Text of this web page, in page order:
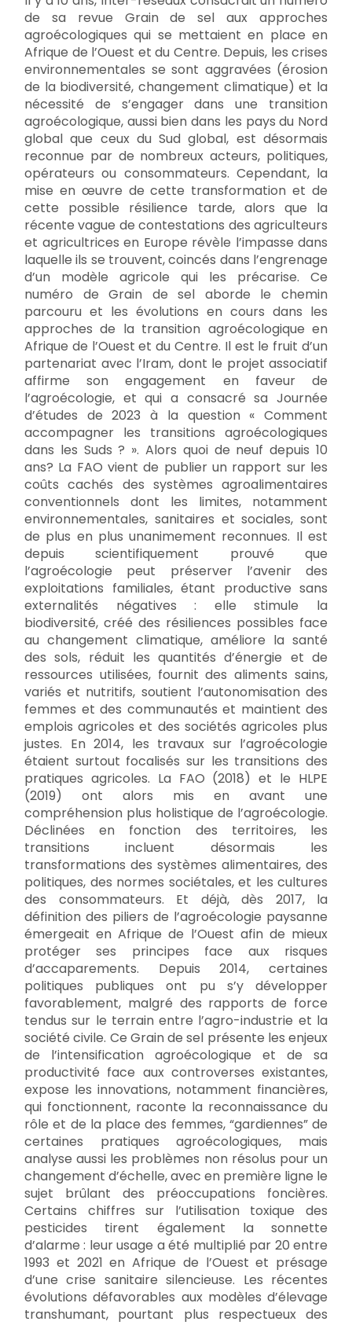
de sa revue Grain de sel aux approches
agroécologiques qui se mettaient en place en
Afrique de l’Ouest et du Centre. Depuis, les crises
environnementales se sont aggravées (érosion
de la biodiversité, changement climatique) et la
nécessité de s’engager dans une transition
agroécologique, aussi bien dans les pays du Nord
global que ceux du Sud global, est désormais
reconnue par de nombreux acteurs, politiques,
opérateurs ou consommateurs. Cependant, la
mise en œuvre de cette transformation et de
cette possible résilience tarde, alors que la
récente vague de contestations des agriculteurs
et agricultrices en Europe révèle l’impasse dans
laquelle ils se trouvent, coincés dans l’engrenage
d’un modèle agricole qui les précarise. Ce
numéro de Grain de sel aborde le chemin
parcouru et les évolutions en cours dans les
approches de la transition agroécologique en
Afrique de l’Ouest et du Centre. Il est le fruit d’un
partenariat avec l’Iram, dont le projet associatif
affirme son engagement en faveur de
l’agroécologie, et qui a consacré sa Journée
d’études de 2023 à la question « Comment
accompagner les transitions agroécologiques
dans les Suds ? ». Alors quoi de neuf depuis 10
ans? La FAO vient de publier un rapport sur les
coûts cachés des systèmes agroalimentaires
conventionnels dont les limites, notamment
environnementales, sanitaires et sociales, sont
de plus en plus unanimement reconnues. Il est
depuis scientifiquement prouvé que
l’agroécologie peut préserver l’avenir des
exploitations familiales, étant productive sans
externalités négatives : elle stimule la
biodiversité, créé des résiliences possibles face
au changement climatique, améliore la santé
des sols, réduit les quantités d’énergie et de
ressources utilisées, fournit des aliments sains,
variés et nutritifs, soutient l’autonomisation des
femmes et des communautés et maintient des
emplois agricoles et des sociétés agricoles plus
justes. En 2014, les travaux sur l’agroécologie
étaient surtout focalisés sur les transitions des
pratiques agricoles. La FAO (2018) et le HLPE
(2019) ont alors mis en avant une
compréhension plus holistique de l’agroécologie.
Déclinées en fonction des territoires, les
transitions incluent désormais les
transformations des systèmes alimentaires, des
politiques, des normes sociétales, et les cultures
des consommateurs. Et déjà, dès 2017, la
définition des piliers de l’agroécologie paysanne
émergeait en Afrique de l’Ouest afin de mieux
protéger ses principes face aux risques
d’accaparements. Depuis 2014, certaines
politiques publiques ont pu s’y développer
favorablement, malgré des rapports de force
tendus sur le terrain entre l’agro-industrie et la
société civile. Ce Grain de sel présente les enjeux
de l’intensification agroécologique et de sa
productivité face aux controverses existantes,
expose les innovations, notamment financières,
qui fonctionnent, raconte la reconnaissance du
rôle et de la place des femmes, “gardiennes” de
certaines pratiques agroécologiques, mais
analyse aussi les problèmes non résolus pour un
changement d’échelle, avec en première ligne le
sujet brûlant des préoccupations foncières.
Certains chiffres sur l’utilisation toxique des
pesticides tirent également la sonnette
d’alarme : leur usage a été multiplié par 20 entre
1993 et 2021 en Afrique de l’Ouest et présage
d’une crise sanitaire silencieuse. Les récentes
évolutions défavorables aux modèles d’élevage
transhumant, pourtant plus respectueux des